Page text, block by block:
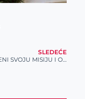
SLEDEĆE
POKRENI SVOJU MISIJU I OSVOJI EKSKLUZIVNE NAGRADE!